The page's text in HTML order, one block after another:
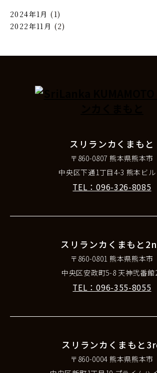
2024年1月 (1)
2022年11月 (2)
スリランカくまもと
〒860-0807 熊本県熊本市
中央区下通1丁目4-3 熊本ビル
TEL：096-326-8085
スリランカくまもと
〒860-0801 熊本県熊本市
中央区安政町5-8 天神弐番館
TEL：096-355-8055
スリランカくまもと
〒860-0004 熊本県熊本市